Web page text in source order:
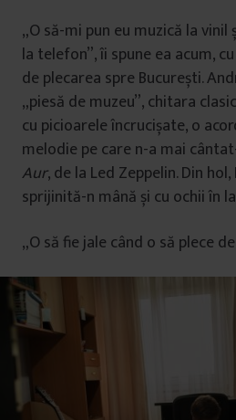
„O să-mi pun eu muzică la
la telefon”, îi spune ea acum,
de plecarea spre București.
„piesă de muzeu”, chitara
cu picioarele încrucișate, o
melodie pe care n-a mai
Aur, de la Led Zeppelin. Din
sprijinită-n mână și cu ochii în
„O să fie jale când o să plece